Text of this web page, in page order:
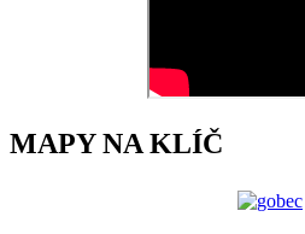
MAPY NA KLÍČ